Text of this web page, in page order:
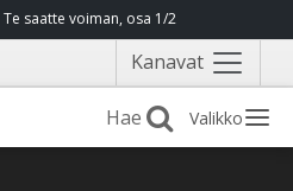
Te saatte voiman, osa 1/2
Kanavat Näytä
valikko
Valikko